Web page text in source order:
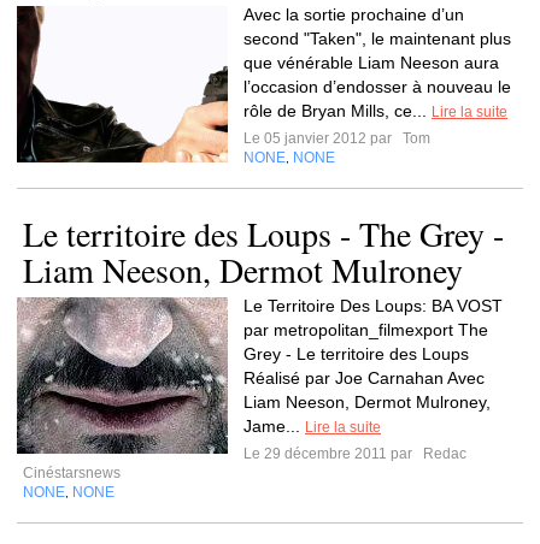
Avec la sortie prochaine d’un
second "Taken", le maintenant plus
que vénérable Liam Neeson aura
l’occasion d’endosser à nouveau le
rôle de Bryan Mills, ce...
Lire la suite
Le 05 janvier 2012 par
Tom
NONE NONE
Le territoire des Loups - The Grey -
Liam Neeson, Dermot Mulroney
Le Territoire Des Loups: BA VOST
par metropolitan_filmexport The
Grey - Le territoire des Loups
Réalisé par Joe Carnahan Avec
Liam Neeson, Dermot Mulroney,
Jame...
Lire la suite
Le 29 décembre 2011 par
Redac
Cinéstarsnews
NONE NONE